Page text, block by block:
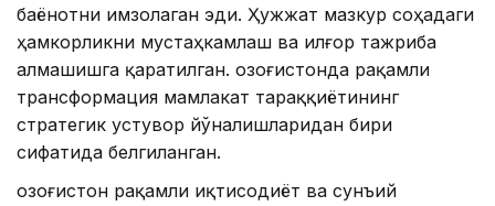
баёнотни имзолаган эди. Ҳужжат мазкур соҳадаги
ҳамкорликни мустаҳкамлаш ва илғор тажриба
алмашишга қаратилган. Қозоғистонда рақамли
трансформация мамлакат тараққиётининг
стратегик устувор йўналишларидан бири
сифатида белгиланган.
Қозоғистон рақамли иқтисодиёт ва сунъий